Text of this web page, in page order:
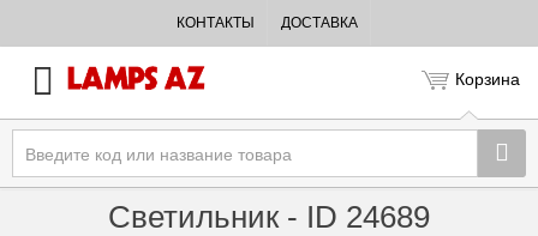
КОНТАКТЫ ДОСТАВКА
Корзина
Светильник - ID 24689